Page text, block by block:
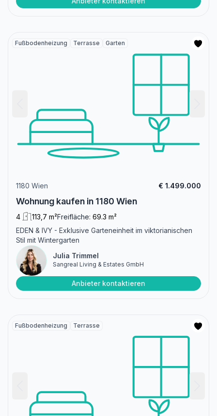
Fußbodenheizung Terrasse Garten
1180 Wien € 1.499.000
Wohnung kaufen in 1180 Wien
4 113,7 m²Freifläche: 69.3 m²
EDEN & IVY - Exklusive Garteneinheit im viktorianischen
Stil mit Wintergarten
Julia Trimmel
Sangreal Living & Estates GmbH
Anbieter kontaktieren
Fußbodenheizung Terrasse